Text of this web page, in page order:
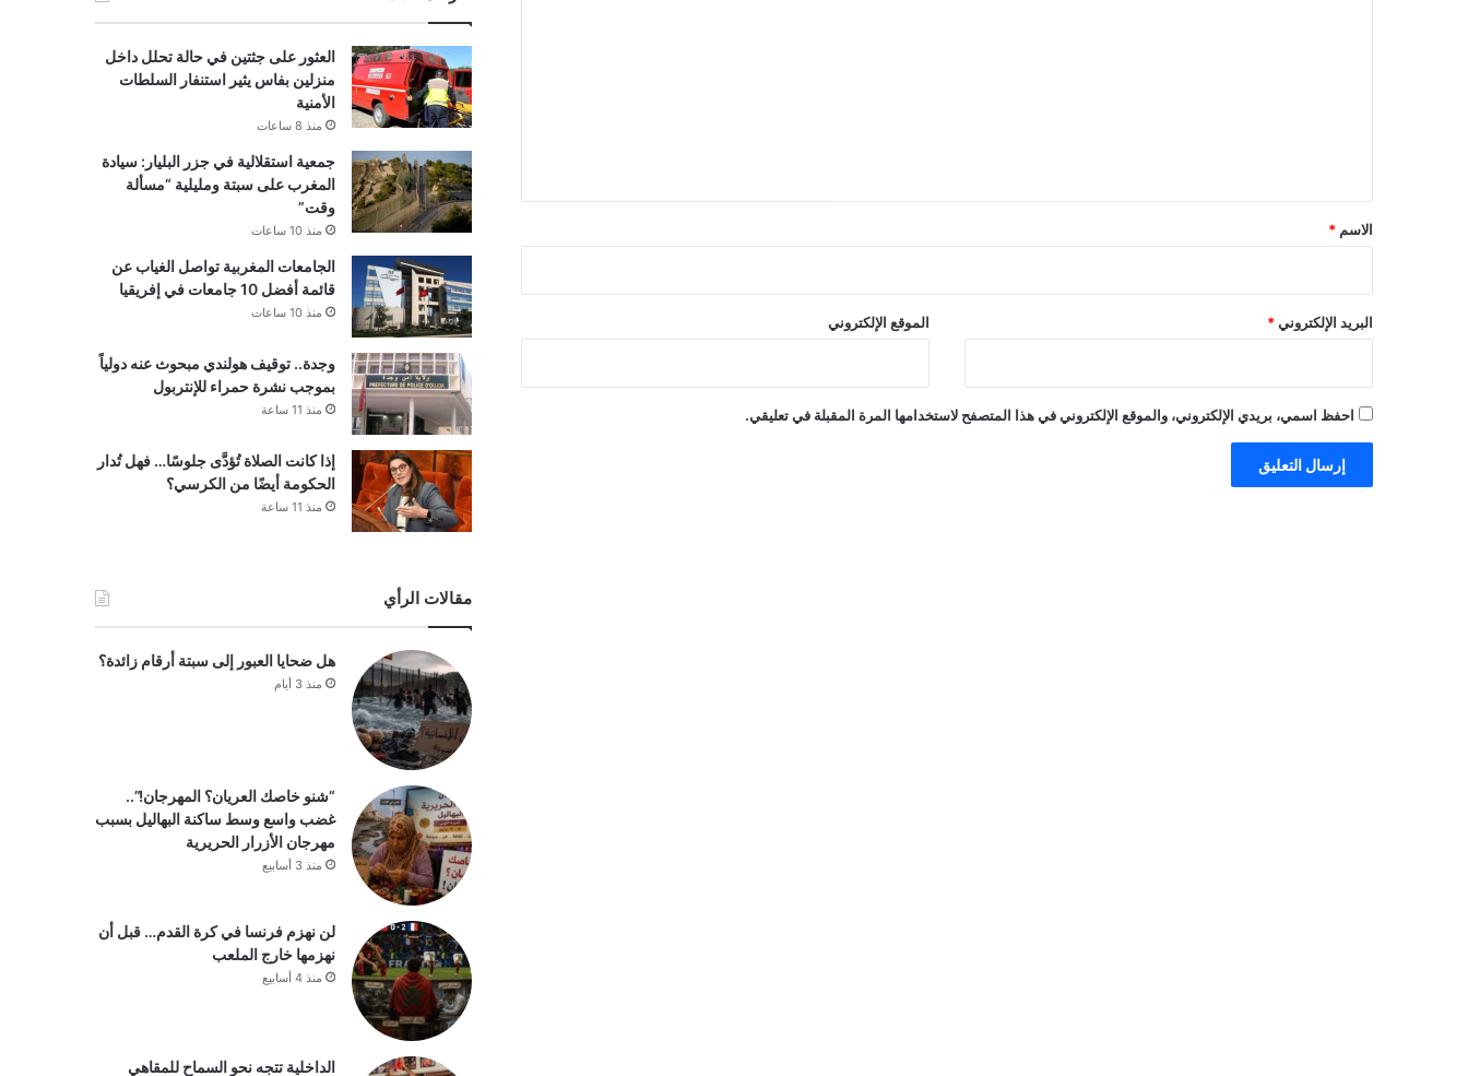
*
الاسم *
البريد الإلكتروني * الموقع الإلكتروني
احفظ اسمي، بريدي الإلكتروني، والموقع الإلكتروني في هذا المتصفح لاستخدامها المرة المقبلة في تعليقي.
العثور على جثتين في حالة تحلل داخل
منزلين بفاس يثير استنفار السلطات
الأمنية
منذ 8 ساعات
جمعية استقلالية في جزر البليار: سيادة
المغرب على سبتة ومليلية “مسألة
وقت”
منذ 10 ساعات
الجامعات المغربية تواصل الغياب عن
قائمة أفضل 10 جامعات في إفريقيا
منذ 10 ساعات
وجدة.. توقيف هولندي مبحوث عنه دولياً
بموجب نشرة حمراء للإنتربول
منذ 11 ساعة
إذا كانت الصلاة تُؤدَّى جلوسًا… فهل تُدار
الحكومة أيضًا من الكرسي؟
منذ 11 ساعة
مقالات الرأي
هل ضحايا العبور إلى سبتة أرقام زائدة؟
منذ 3 أيام
“شنو خاصك العريان؟ المهرجان!”..
غضب واسع وسط ساكنة البهاليل بسبب
مهرجان الأزرار الحريرية
منذ 3 أسابيع
لن نهزم فرنسا في كرة القدم… قبل أن
نهزمها خارج الملعب
منذ 4 أسابيع
الداخلية تتجه نحو السماح للمقاهي